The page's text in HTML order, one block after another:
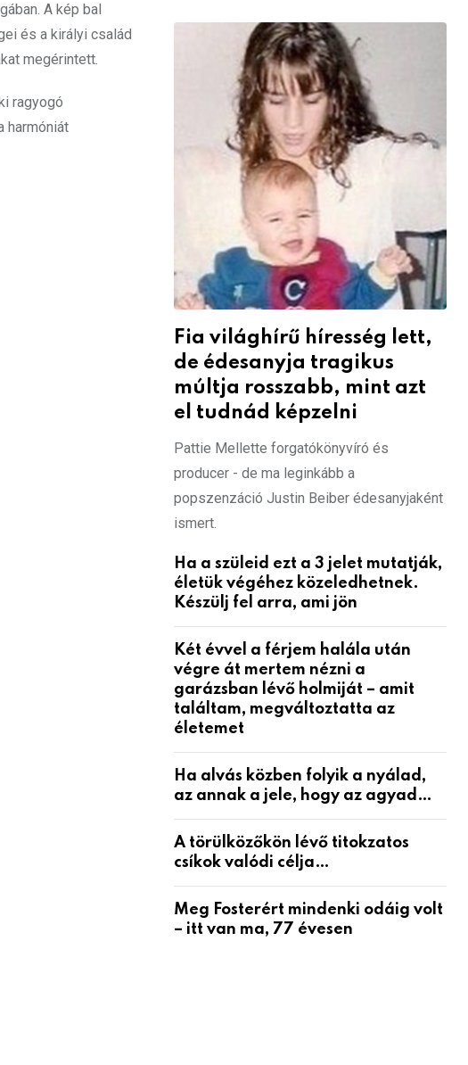
A kép bal
és a királyi család
megérintett.
ragyogó
harmóniát
Fia világhírű híresség lett,
de édesanyja tragikus
múltja rosszabb, mint azt
el tudnád képzelni
Pattie Mellette forgatókönyvíró és
producer - de ma leginkább a
popszenzáció Justin Beiber édesanyjaként
ismert.
Ha a szüleid ezt a 3 jelet mutatják,
életük végéhez közeledhetnek.
Készülj fel arra, ami jön
Két évvel a férjem halála után
végre át mertem nézni a
garázsban lévő holmiját – amit
találtam, megváltoztatta az
életemet
Ha alvás közben folyik a nyálad,
az annak a jele, hogy az agyad…
A törülközőkön lévő titokzatos
csíkok valódi célja…
Meg Fosterért mindenki odáig volt
– itt van ma, 77 évesen